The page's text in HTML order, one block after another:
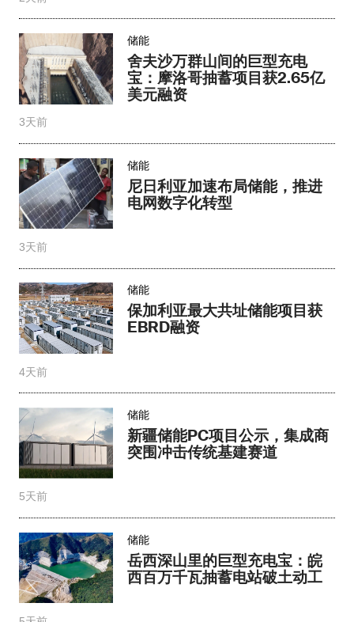
储能
尼日利亚加速布局储能，推进
电网数字化转型
3天前
储能
保加利亚最大共址储能项目获
EBRD融资
4天前
储能
新疆储能PC项目公示，集成商
突围冲击传统基建赛道​
5天前
储能
岳西深山里的巨型充电宝：皖
西百万千瓦抽蓄电站破土动工
5天前